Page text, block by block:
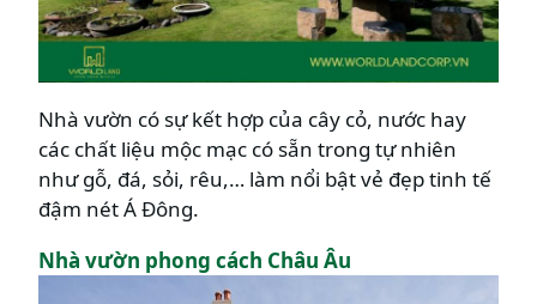
Nhà vườn có sự kết hợp của cây cỏ, nước hay
các chất liệu mộc mạc có sẵn trong tự nhiên
như gỗ, đá, sỏi, rêu,… làm nổi bật vẻ đẹp tinh tế
đậm nét Á Đông.
Nhà vườn phong cách Châu Âu